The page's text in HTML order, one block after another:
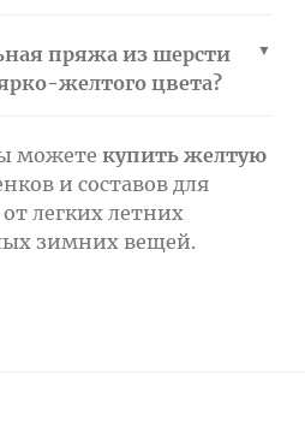
пряжа из шерсти
желтого цвета?
можете купить желтую
и составов для
легких летних
зимних вещей.